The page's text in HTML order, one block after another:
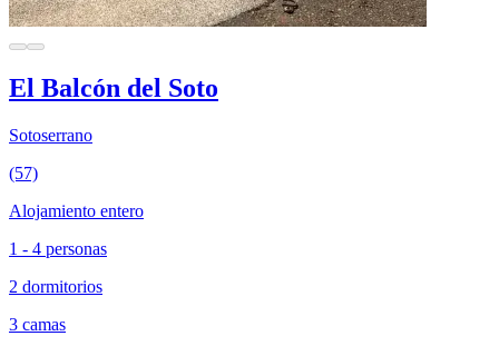
El Balcón del Soto
Sotoserrano
(57)
Alojamiento entero
1 - 4 personas
2 dormitorios
3 camas